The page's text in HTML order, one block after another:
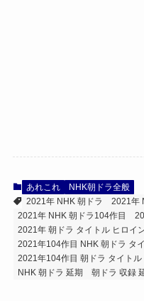
あれこれ
NHK朝ドラ全般
2021年 NHK 朝ドラ
2021年
2021年 NHK 朝ドラ104作目
2021年 朝ドラ タイトル ヒロイ
2021年104作目 NHK 朝ドラ タ
2021年104作目 朝ドラ タイトル
NHK 朝ドラ 延期
朝ドラ 収録